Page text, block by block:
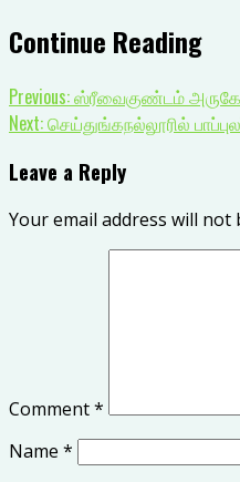
Continue Reading
Previous:ஸ்ரீவைகுண்டம் அருகே
Next:செய்துங்கநல்லூரில்
Leave a Reply
Your email address will not
Comment*
Name *